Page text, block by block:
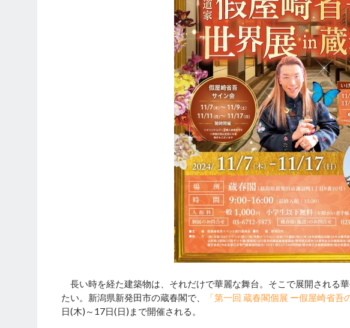
長い時を経た建築物は、それだけで華麗な舞台。そこで展開される
たい。新潟県新発田市の蔵春閣で、
「第一回 蔵春閣個展 ー假屋崎省吾
日(木)～17日(日)まで開催される。